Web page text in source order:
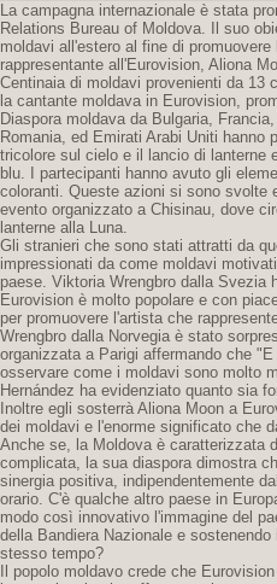
La campagna internazionale è stata
Relations Bureau of Moldova. Il suo
moldavi all'estero al fine di
rappresentante all'Eurovision, Aliona
Centinaia di moldavi provenienti da 13
la cantante moldava in Eurovision,
Diaspora moldava da Bulgaria,
Romania, ed Emirati Arabi Uniti hanno
tricolore sul cielo e il lancio di lanterne
blu. I partecipanti hanno avuto gli
coloranti. Queste azioni si sono svolte
evento organizzato a Chisinau, dove
lanterne alla Luna.
Gli stranieri che sono stati attratti da
impressionati da come moldavi
paese. Viktoria Wrengbro dalla Svezia
Eurovision è molto popolare e con
per promuovere l'artista che
Wrengbro dalla Norvegia è stato
organizzata a Parigi affermando che
osservare come i moldavi sono molto
Hernández ha evidenziato quanto sia
Inoltre egli sosterrà Aliona Moon a
dei moldavi e l'enorme significato che
Anche se, la Moldova è caratterizzata
complicata, la sua diaspora dimostra
sinergia positiva, indipendentemente
orario. C'è qualche altro paese in
modo così innovativo l'immagine del
della Bandiera Nazionale e
stesso tempo?
Il popolo moldavo crede che